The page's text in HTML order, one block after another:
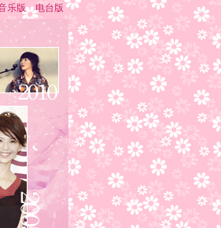
乐版 电台版